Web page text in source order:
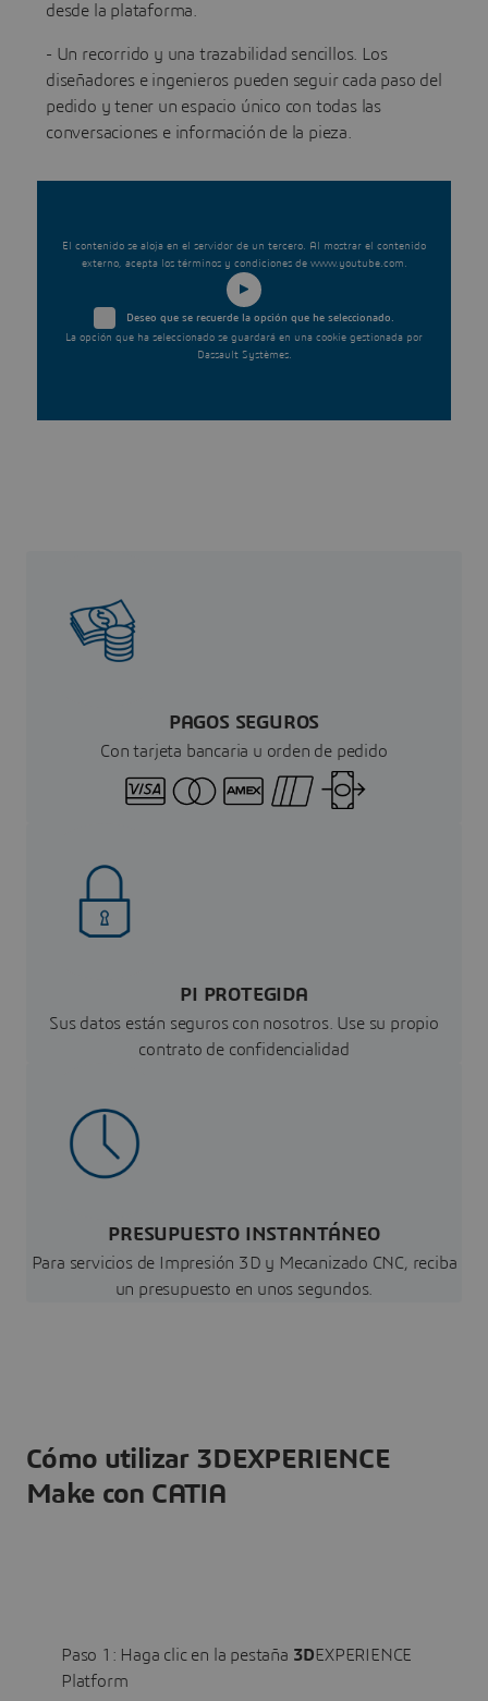
desde la plataforma.
- Un recorrido y una trazabilidad sencillos. Los
diseñadores e ingenieros pueden seguir cada paso del
pedido y tener un espacio único con todas las
conversaciones e información de la pieza.
El contenido se aloja en el servidor de un tercero. Al mostrar el contenido
externo, acepta los términos y condiciones de www.youtube.com.
Deseo que se recuerde la opción que he seleccionado.
La opción que ha seleccionado se guardará en una cookie gestionada por
Dassault Systèmes.
PAGOS SEGUROS
Con tarjeta bancaria u orden de pedido
PI PROTEGIDA
Sus datos están seguros con nosotros. Use su propio
contrato de confidencialidad
PRESUPUESTO INSTANTÁNEO
Para servicios de Impresión 3D y Mecanizado CNC, reciba
un presupuesto en unos segundos.
Cómo utilizar 3DEXPERIENCE
Make con CATIA
Paso 1: Haga clic en la pestaña 3DEXPERIENCE
Platform